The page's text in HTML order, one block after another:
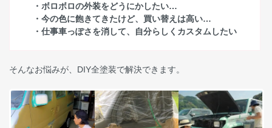
・ボロボロの外装をどうにかしたい…
・今の色に飽きてきたけど、買い替えは高い…
・仕事車っぽさを消して、自分らしくカスタムしたい
そんなお悩みが、DIY全塗装で解決できます。